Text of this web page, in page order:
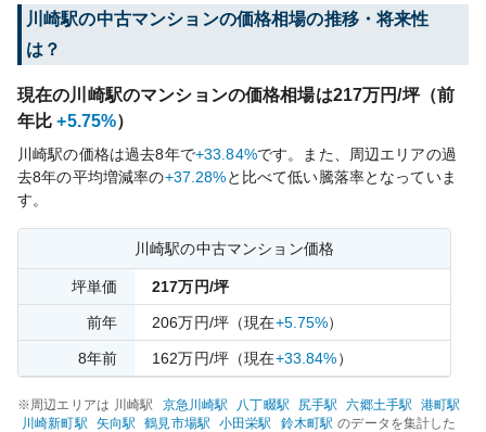
川崎駅の中古マンションの価格相場の推移・将来性
は？
現在の川崎駅のマンションの価格相場は217万円/坪（前
年比 +5.75%）
川崎駅の価格は過去8年で+33.84%です。
また、周辺エリアの過
去8年の平均増減率の+37.28%と比べて低い騰落率となっていま
す。
川崎駅の中古マンション価格
坪単価 217万円/坪
前年 206万円/坪 （現在+5.75%）
8年前 162万円/坪 （現在+33.84%）
※周辺エリアは 川崎駅 京急川崎駅 八丁畷駅 尻手駅 六郷土手駅 港町駅
川崎新町駅 矢向駅 鶴見市場駅 小田栄駅 鈴木町駅 のデータを集計した